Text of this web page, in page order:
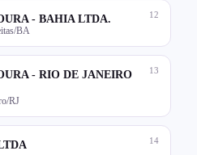
12
- BAHIA LTDA.
BA
13
- RIO DE JANEIRO
RJ
14